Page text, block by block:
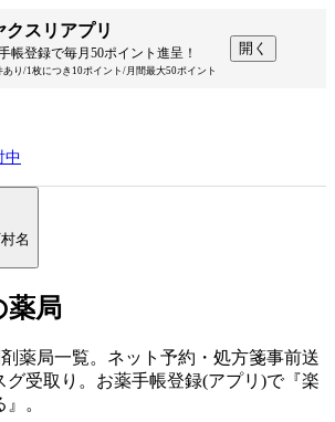
クスリアプリ
帳登録で毎月50ポイント進呈！
り/1枚につき10ポイント/月間最大50ポイント
開く
中
名
薬局
薬局一覧。ネット予約・処方箋事前送
グ受取り。お薬手帳登録(アプリ)で『楽
。